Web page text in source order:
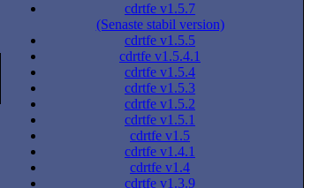
cdrtfe v1.5.7
(Senaste stabil version)
cdrtfe v1.5.5
cdrtfe v1.5.4.1
cdrtfe v1.5.4
cdrtfe v1.5.3
cdrtfe v1.5.2
cdrtfe v1.5.1
cdrtfe v1.5
cdrtfe v1.4.1
cdrtfe v1.4
cdrtfe v1.3.9